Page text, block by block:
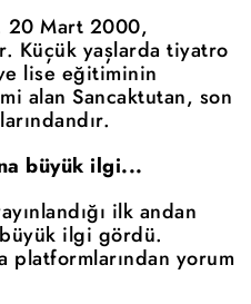
20 Mart 2000,
Küçük yaşlarda tiyatro
lise eğitiminin
alan Sancaktutan, son
büyük ilgi...
ilk andan
ilgi gördü.
platformlarından yorum